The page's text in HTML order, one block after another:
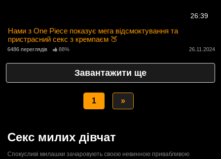
26:39
Нами з One Piece показує мега відсмоктування та
пристрасний секс з кремпаєм 🍑
6486 переглядів 88% 26.11.2024
Завантажити ще
1 »
Секс милих дівчат
Спокусливі милашки зачаровують своєю невинною привабливою